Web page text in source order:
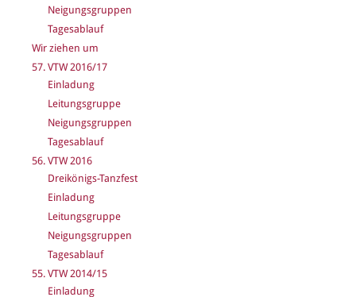
Neigungsgruppen
Tagesablauf
Wir ziehen um
57. VTW 2016/17
Einladung
Leitungsgruppe
Neigungsgruppen
Tagesablauf
56. VTW 2016
Dreikönigs-Tanzfest
Einladung
Leitungsgruppe
Neigungsgruppen
Tagesablauf
55. VTW 2014/15
Einladung